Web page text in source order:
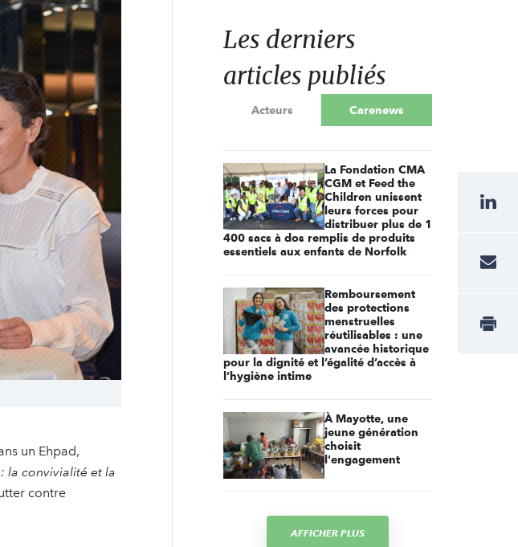
un Ehpad,
la convivialité et la
contre
Les derniers
articles publiés
Acteurs Carenews
La Fondation CMA
CGM et Feed the
Children unissent
leurs forces pour
distribuer plus de 1
400 sacs à dos remplis de produits
essentiels aux enfants de Norfolk
Remboursement
des protections
menstruelles
réutilisables : une
avancée historique
pour la dignité et l’égalité d’accès à
l’hygiène intime
À Mayotte, une
jeune génération
choisit
l'engagement
AFFICHER PLUS